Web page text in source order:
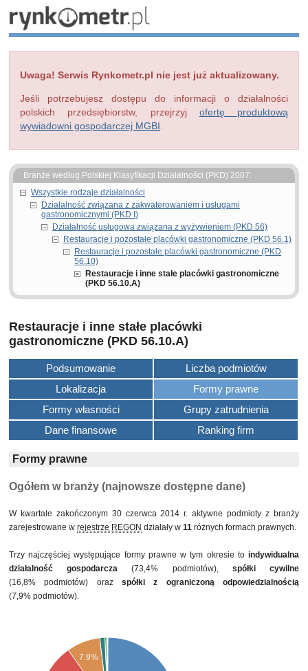
Uwaga! Serwis Rynkometr.pl nie jest już aktualizowany.
Jeśli potrzebujesz dostępu do informacji o działalności
polskich przedsiębiorstw, przejrzyj ofertę produktową
wywiadowni gospodarczej MGBI
Branże według Polskiej Klasyfikacji Działalności (PKD) 2007:
Wszystkie rodzaje działalności
Działalność związana z zakwaterowaniem i usługami
gastronomicznymi (PKD I)
Działalność usługowa związana z wyżywieniem (PKD 56)
Restauracje i pozostałe placówki gastronomiczne (PKD 56.1)
Restauracje i pozostałe placówki gastronomiczne (PKD
56.10)
Restauracje i inne stałe placówki gastronomiczne
(PKD 56.10.A)
Restauracje i inne stałe placówki
gastronomiczne (PKD 56.10.A)
Podsumowanie
Liczba podmiotów
Lokalizacja
Formy prawne
Formy własności
Grupy zatrudnienia
Dane finansowe
Ranking firm
Formy prawne
Ogółem w branży (najnowsze dostępne dane)
W kwartale zakończonym 30 czerwca 2014 r. aktywne podmioty z branży
zarejestrowane w rejestrze REGON działały w 11 różnych formach prawnych.
Trzy najczęściej występujące formy prawne w tym okresie to indywidualna
działalność gospodarcza (73,4% podmiotów), spółki cywilne
(16,8% podmiotów) oraz spółki z ograniczoną odpowiedzialnością
(7,9% podmiotów).
7.9%